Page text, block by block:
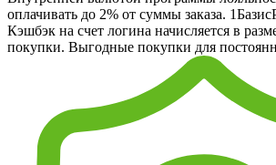
оплачивать до 2% от суммы заказа.
Кэшбэк на счет логина начисляется в
покупки. Выгодные покупки для